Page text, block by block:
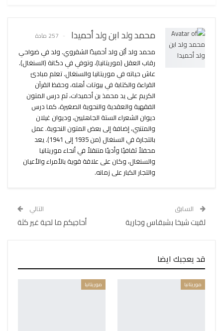
محمد ولد ابن ولد أحميدا 257 مادة
محمد ولد أبُن ولد أحميدًا الشقروي. ولد في ضواحي
رقاب العقل (موريتانيا)، وتوفي في دگانة (السنغال).
عاش حياته في موريتانيا والسنغال. تعلم مبادئ
القراءة والكتابة في بيوتات أهله، وحفظ القرآن
الكريم على يد محمذ بن أحميدات، ثم درس المتون
الفقهية والعقدية والنحوية الصغيرة، كما درس
ديوان الشعراء الستة الجاهليين، وديوان غيلان
والمتنبي، إضافة إلى بعض المتون النحوية. عمل
بالتجارة في السنغال (من 1935 إلى 1941). يعد
محفلاً ثقافيًا وأدبيًا متنقلاً في أنحاء موريتانيا
والسنغال، وكان على علاقة قوية بالأمراء والأعيان
والتجار الكبار على زمانه.
السابق
لقيت شيخا بشبقاس وجارية
التالي
أحاجيكم ما لحية غير كثة
قد يعجبك ايضا
موريتانيا موريتانيا